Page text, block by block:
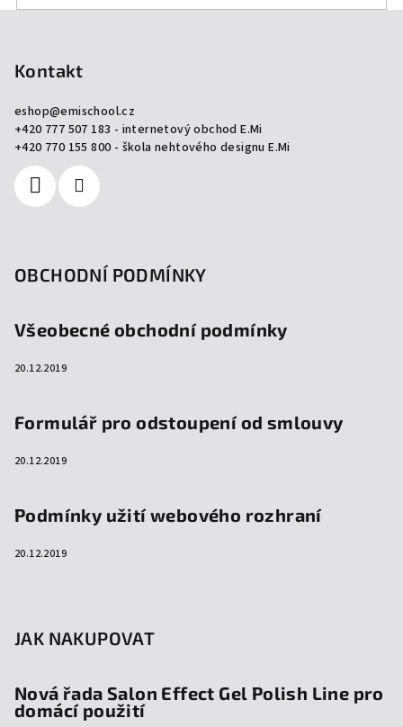
Kontakt
eshop@emischool.cz
+420 777 507 183 - internetový obchod E.Mi
+420 770 155 800 - škola nehtového designu E.Mi
OBCHODNÍ PODMÍNKY
Všeobecné obchodní podmínky
20.12.2019
Formulář pro odstoupení od smlouvy
20.12.2019
Podmínky užití webového rozhraní
20.12.2019
JAK NAKUPOVAT
Nová řada Salon Effect Gel Polish Line pro
domácí použití